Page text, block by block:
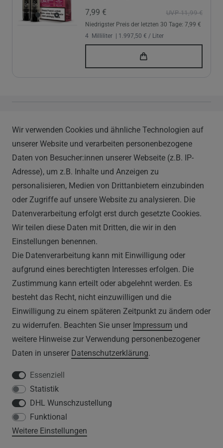
UVP 11,99 €
7,99 €
Niedrigster Preis der letzten 30 Tage: 7,99 €
4 Milliliter | 1.997,50 € / Liter
Im Hülsenfeld 9
40721 Hilden
0212 520-82 100
info@vapor-handel.de
Montag - Freitag, 09:00 - 16:00
RECHTLICHES
AGB
WIDERRUFSRECHT
IMPRESSUM
DATENSCHUTZERKLÄRUNG
HINWEISE ZUM ELEKTROGESETZ
SERVICE
WIDERRUFSFORMULAR
Wir verwenden Cookies und ähnliche Technologien auf
unserer Website und verarbeiten personenbezogene
Daten von Besucher:innen unserer Webseite (z.B. IP-
Adresse), um z.B. Inhalte und Anzeigen zu
personalisieren, Medien von Drittanbietern einzubinden
oder Zugriffe auf unsere Website zu analysieren. Die
Datenverarbeitung erfolgt erst durch gesetzte Cookies.
Wir teilen diese Daten mit Dritten, die wir in den
Einstellungen benennen.
Die Datenverarbeitung kann mit Einwilligung oder
aufgrund eines berechtigten Interesses erfolgen. Die
Zustimmung kann erteilt oder abgelehnt werden. Es
besteht das Recht, nicht einzuwilligen und die
Einwilligung zu einem späteren Zeitpunkt zu ändern oder
zu widerrufen. Beachten Sie unser Impressum und
weitere Hinweise zur Verwendung personenbezogener
Daten in unserer Daten­schutz­erklärung.
Essenziell
Statistik
DHL Wunschzustellung
Funktional
Weitere Einstellungen